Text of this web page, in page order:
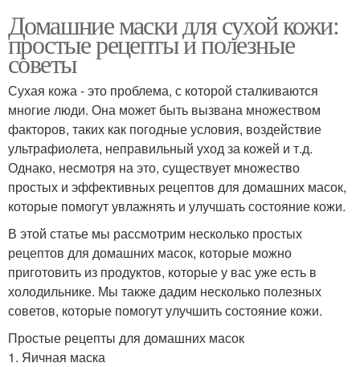
Домашние маски для сухой кожи:
простые рецепты и полезные
советы
Сухая кожа - это проблема, с которой сталкиваются
многие люди. Она может быть вызвана множеством
факторов, таких как погодные условия, воздействие
ультрафиолета, неправильный уход за кожей и т.д.
Однако, несмотря на это, существует множество
простых и эффективных рецептов для домашних масок,
которые помогут увлажнять и улучшать состояние кожи.
В этой статье мы рассмотрим несколько простых
рецептов для домашних масок, которые можно
приготовить из продуктов, которые у вас уже есть в
холодильнике. Мы также дадим несколько полезных
советов, которые помогут улучшить состояние кожи.
Простые рецепты для домашних масок
1. Яичная маска